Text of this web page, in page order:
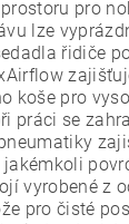
pro
lze
řidiče
koše pro
práci se
vyrobené z
pro čisté